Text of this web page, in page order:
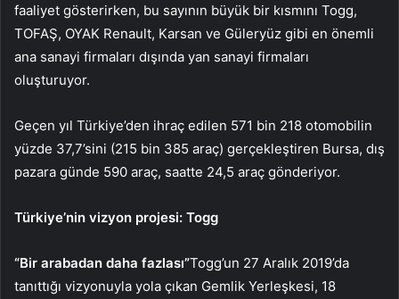
faaliyet gösterirken, bu sayının büyük bir kısmını Togg,
TOFAŞ, OYAK Renault, Karsan ve Güleryüz gibi en önemli
ana sanayi firmaları dışında yan sanayi firmaları
oluşturuyor.
Geçen yıl Türkiye’den ihraç edilen 571 bin 218 otomobilin
yüzde 37,7’sini (215 bin 385 araç) gerçekleştiren Bursa, dış
pazara günde 590 araç, saatte 24,5 araç gönderiyor.
Türkiye’nin vizyon projesi: Togg
“Bir arabadan daha fazlası”Togg’un 27 Aralık 2019’da
tanıttığı vizyonuyla yola çıkan Gemlik Yerleşkesi, 18